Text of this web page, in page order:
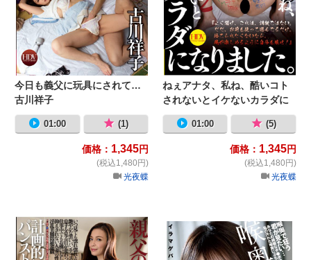
今日も義父に玩具にされて…
古川祥子
01:00 (1)
価格： 1,345円
(税込1,480円)
光夜蝶
ねぇアナタ、私ね、酷いコト
されないとイケないカラダに
なりました。 真白愛梨
01:00 (5)
価格： 1,345円
(税込1,480円)
光夜蝶
親父の秘書はボクの義母 水原梨花